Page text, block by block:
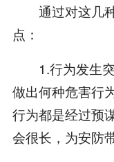
通过对这几种
点：
1.行为发生突
做出何种危害行
行为都是经过预
会很长，为安防